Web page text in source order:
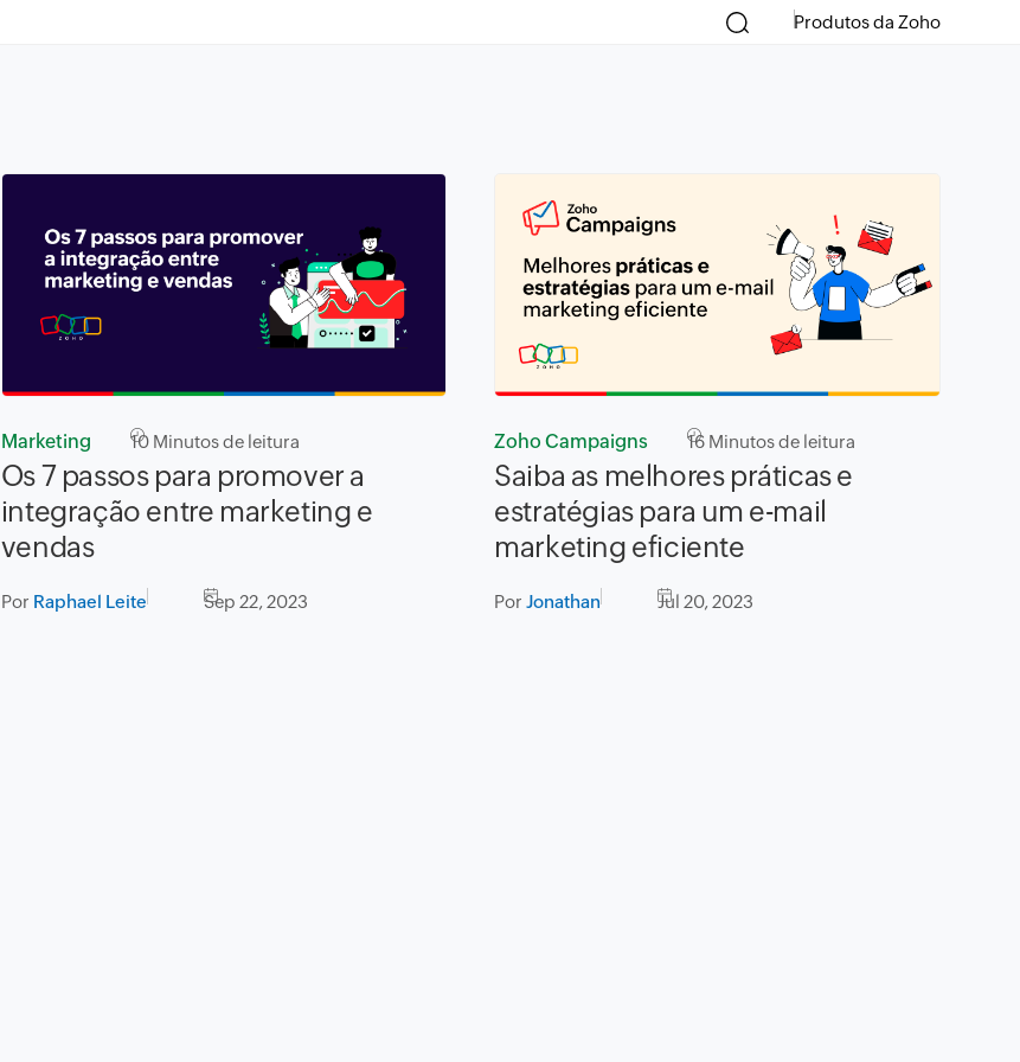
Produtos da Zoho
Marketing 10Minutos de leitura
Os 7 passos para promover a
integração entre marketing e
vendas
Por Raphael Leite Sep 22, 2023
Zoho Campaigns 16 Minutos de leitura
Saiba as melhores práticas e
estratégias para um e-mail
marketing eficiente
PorJonathan Jul 20, 2023